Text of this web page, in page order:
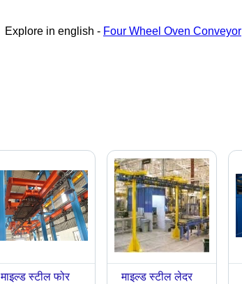
Explore in english - Four Wheel Oven Conveyor
माइल्ड स्टील फोर
माइल्ड स्टील लेदर